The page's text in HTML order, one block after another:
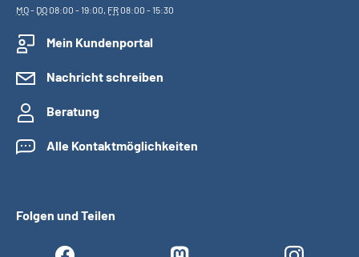
MO- DO08:00 - 19:00, FR08:00 - 15:30
Mein Kundenportal
Nachricht schreiben
Beratung
Alle Kontaktmöglichkeiten
Folgen und Teilen